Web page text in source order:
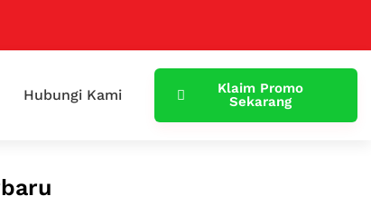
Hubungi Kami
Klaim Promo
Sekarang